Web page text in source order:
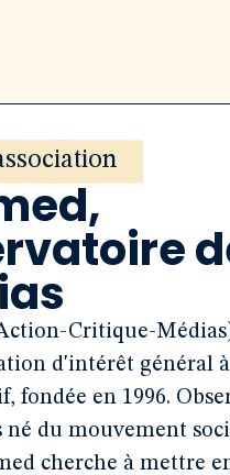
Critique-
d'intérêt général
fondée en 1996.
né du mouvement
cherche à mettre